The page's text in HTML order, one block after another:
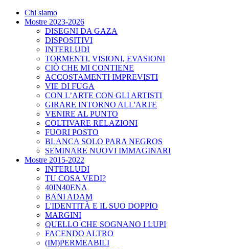
Chi siamo
Mostre 2023-2026
DISEGNI DA GAZA
DISPOSITIVI
INTERLUDI
TORMENTI, VISIONI, EVASIONI
CIÒ CHE MI CONTIENE
ACCOSTAMENTI IMPREVISTI
VIE DI FUGA
CON L’ARTE CON GLI ARTISTI
GIRARE INTORNO ALL'ARTE
VENIRE AL PUNTO
COLTIVARE RELAZIONI
FUORI POSTO
BLANCA SOLO PARA NEGROS
SEMINARE NUOVI IMMAGINARI
Mostre 2015-2022
INTERLUDI
TU COSA VEDI?
40IN40ENA
BANI ADAM
L'IDENTITÀ E IL SUO DOPPIO
MARGINI
QUELLO CHE SOGNANO I LUPI
FACENDO ALTRO
(IM)PERMEABILI